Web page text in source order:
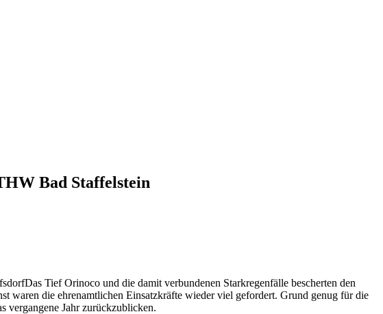
Bad Staffelstein
Das Tief Orinoco und die damit verbundenen Starkregenfälle bescherten den
waren die ehrenamtlichen Einsatzkräfte wieder viel gefordert. Grund genug für die
vergangene Jahr zurückzublicken.